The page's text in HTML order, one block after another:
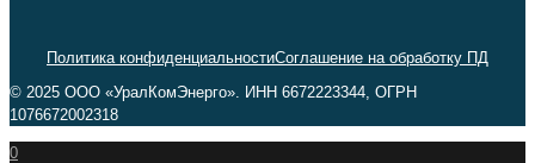
Политика конфиденциальностиСоглашение на обработку ПД
© 2025 ООО «УралКомЭнерго». ИНН 6672223344, ОГРН
1076672002318
0